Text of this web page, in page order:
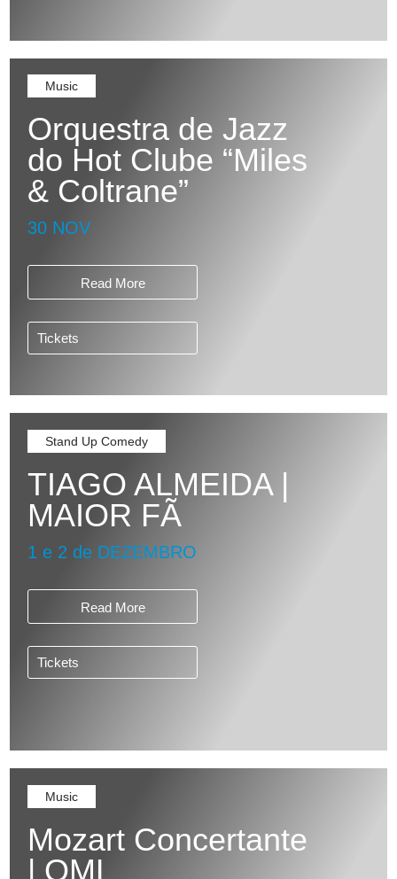
Music
Orquestra de Jazz
do Hot Clube “Miles
& Coltrane”
30 NOV
Read More
Tickets
Stand Up Comedy
TIAGO ALMEIDA |
MAIOR FÃ
1 e 2 de DEZEMBRO
Read More
Tickets
Music
Mozart Concertante
| OML